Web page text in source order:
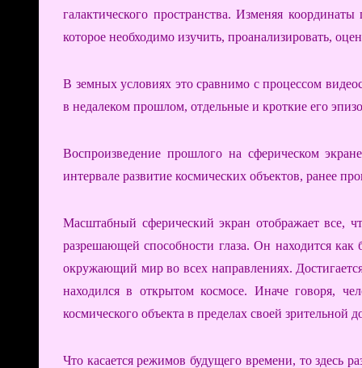
галактического пространства. Изменяя
которое необходимо изучить, проанализировать,
В земных условиях это сравнимо с процессом
в недалеком прошлом, отдельные и кроткие его
Воспроизведение прошлого на сферическом
интервале развитие космических объектов, ранее
Масштабный сферический экран отображает все,
разрешающей способности глаза. Он находится
окружающий мир во всех направлениях.
находился в открытом космосе. Иначе говоря,
космического объекта в пределах своей зрительной
Что касается режимов будущего времени, то здесь